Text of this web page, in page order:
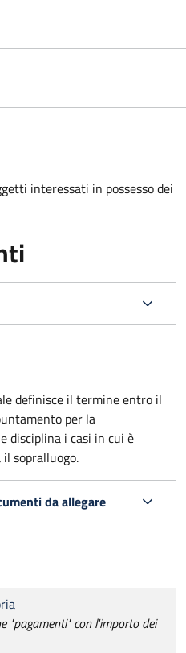
interessati in possesso dei
definisce il termine entro il
per la
disciplina i casi in cui è
sopralluogo.
da allegare
"pagamenti" con l'importo dei